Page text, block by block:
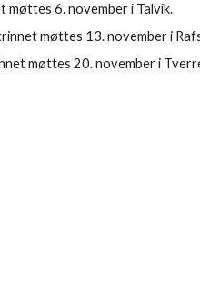
møttes 6. november i Talvik.
møttes 13. november i
møttes 20. november i